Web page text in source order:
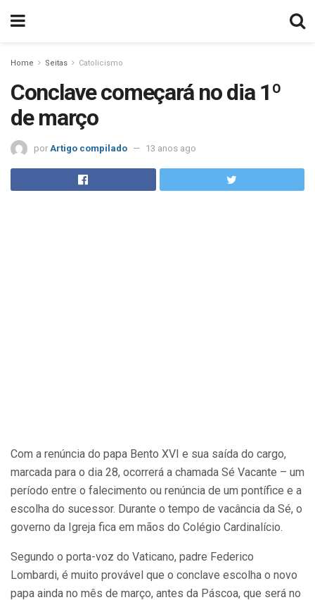
Home Seitas Catolicismo
Conclave começará no dia 1º
de março
por Artigo compilado 13 anos ago
Com a renúncia do papa Bento XVI e sua saída do cargo,
marcada para o dia 28, ocorrerá a chamada Sé Vacante – um
período entre o falecimento ou renúncia de um pontífice e a
escolha do sucessor. Durante o tempo de vacância da Sé, o
governo da Igreja fica em mãos do Colégio Cardinalício.
Segundo o porta-voz do Vaticano, padre Federico
Lombardi, é muito provável que o conclave escolha o novo
papa ainda no mês de março, antes da Páscoa, que será no